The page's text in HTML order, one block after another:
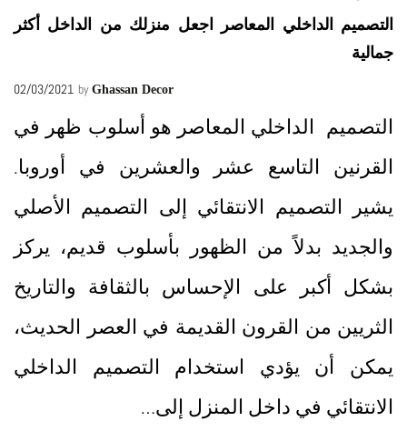
التصميم الداخلي المعاصر اجعل منزلك من الداخل أكثر
جمالية
02/03/2021 by Ghassan Decor
التصميم الداخلي المعاصر هو أسلوب ظهر في
القرنين التاسع عشر والعشرين في أوروبا.
يشير التصميم الانتقائي إلى التصميم الأصلي
والجديد بدلاً من الظهور بأسلوب قديم، يركز
بشكل أكبر على الإحساس بالثقافة والتاريخ
الثريين من القرون القديمة في العصر الحديث،
يمكن أن يؤدي استخدام التصميم الداخلي
الانتقائي في داخل المنزل إلى…